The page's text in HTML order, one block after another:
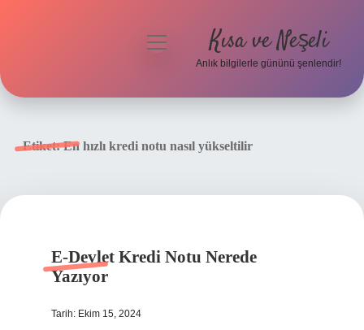
menüyü
Kısa ve Neşeli
Anlık bilgilerle gününü şenlendir!
Etiket:En hızlı kredi notu nasıl yükseltilir
E-Devlet Kredi Notu Nerede
Yazıyor
Tarih: Ekim 15, 2024